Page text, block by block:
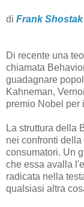
di Frank Shostak
Di recente una
chiamata
guadagnare
Kahneman,
premio Nobel per
La struttura della
nei confronti
consumatori. Un
che essa avalla
radicata nella
qualsiasi altra